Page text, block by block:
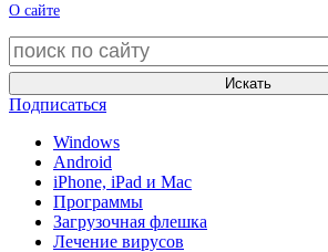
О сайте
Искать
Подписаться
Windows
Android
iPhone, iPad и Mac
Программы
Загрузочная флешка
Лечение вирусов